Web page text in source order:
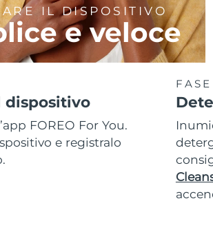
IL DISPOSITIVO
e veloce
dispositivo
FOREO For You.
e registralo